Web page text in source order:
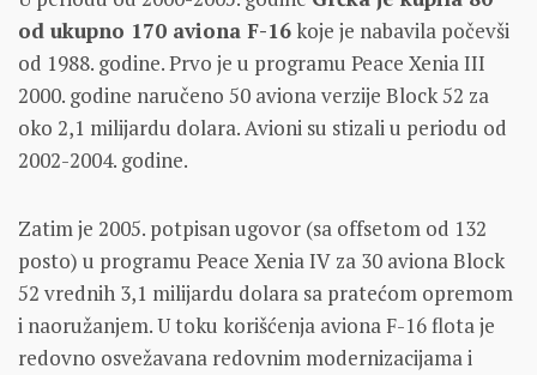
od ukupno 170 aviona F-16koje je nabavila počevši
od 1988. godine. Prvo je u programu Peace Xenia III
2000. godine naručeno 50 aviona verzije Block 52 za
oko 2,1 milijardu dolara. Avioni su stizali u periodu od
2002-2004. godine.
Zatim je 2005. potpisan ugovor (sa offsetom od 132
posto) u programu Peace Xenia IV za 30 aviona Block
52 vrednih 3,1 milijardu dolara sa pratećom opremom
i naoružanjem. U toku korišćenja aviona F-16 flota je
redovno osvežavana redovnim modernizacijama i